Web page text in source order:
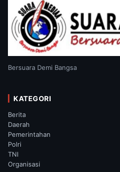
Bersuara Demi Bangsa
KATEGORI
Berita
Daerah
Pemerintahan
Polri
TNI
Organisasi